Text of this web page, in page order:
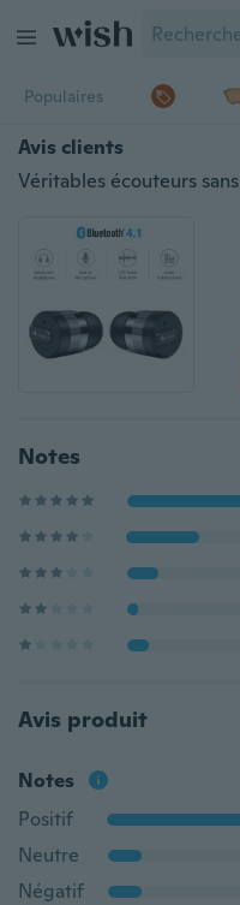
Populaires
Avis clients
Notes
Avis produit
Notes
Positif
Neutre
Négatif